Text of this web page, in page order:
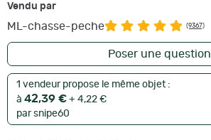
Vendu par
ML-chasse-peche (9367)
Poser une question
1 vendeur propose le même objet :
à 42,39 € + 4,22 €
par snipe60